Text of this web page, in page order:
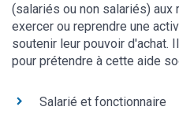
(salariés ou non salariés)
exercer ou reprendre une
soutenir leur pouvoir d'achat.
pour prétendre à cette aide
Salarié et fonctionnaire